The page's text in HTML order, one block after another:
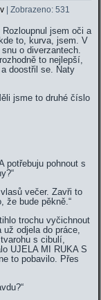
| Zobrazeno: 531
jsem oči a
to, kurva, jsem. V
o diverzantech.
to nejlepší,
doostřil se. Naty
jsme to druhé číslo
potřebuju pohnout s
večer. Zavři to
že bude pěkně.“
trochu vyčichnout
odjela do práce,
s cibulí,
UJELA MI RUKA S
to pobavilo. Přes